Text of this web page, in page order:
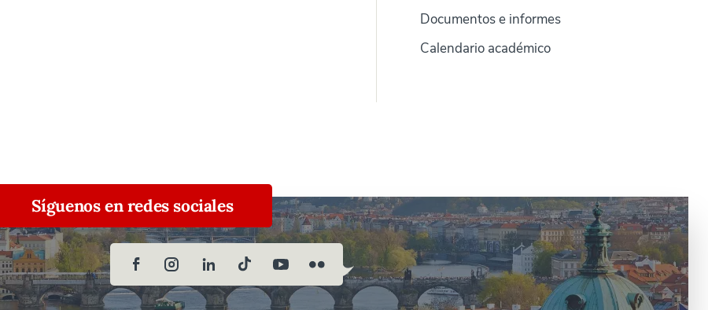
Documentos e informes
Calendario académico
Síguenos en redes sociales